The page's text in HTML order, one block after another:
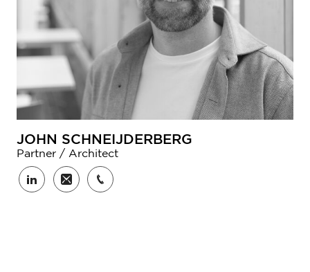
JOHN SCHNEIJDERBERG
Partner / Architect